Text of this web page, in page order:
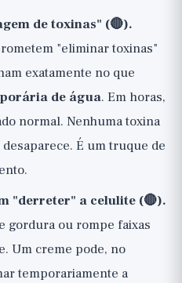
de toxinas" (🔴).
"eliminar toxinas"
exatamente no que
de água. Em horas,
normal. Nenhuma toxina
É um truque de
"derreter" a celulite (🔴).
gordura ou rompe faixas
Um creme pode, no
temporariamente a